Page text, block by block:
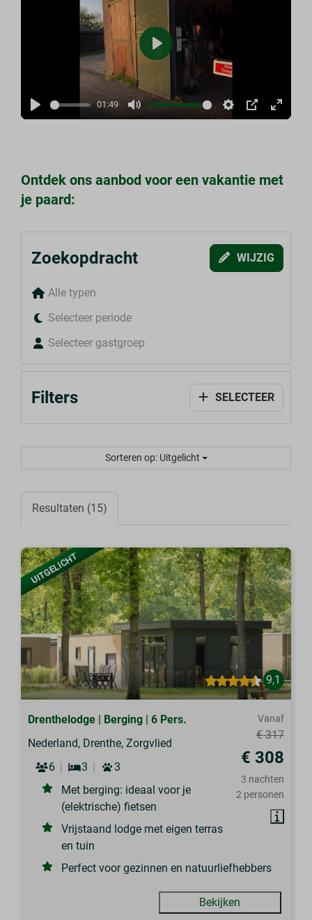
Play
01:49
Mute Settings
PIP Enter
Play
Ontdek ons aanbod voor een vakantie met
je paard:
Zoekopdracht WIJZIG
Alle typen
Selecteer periode
Selecteer gastgroep
Filters SELECTEER
Sorteren op: Uitgelicht
Resultaten (15)
UITGELICHT
9,1
Vanaf
€ 317
€ 308
3 nachten
2 personen
Drenthelodge | Berging | 6 Pers.
Nederland, Drenthe, Zorgvlied
6
3
3
Met berging: ideaal voor je
(elektrische) fietsen
Vrijstaand lodge met eigen terras
en tuin
Perfect voor gezinnen en natuurliefhebbers
Bekijken